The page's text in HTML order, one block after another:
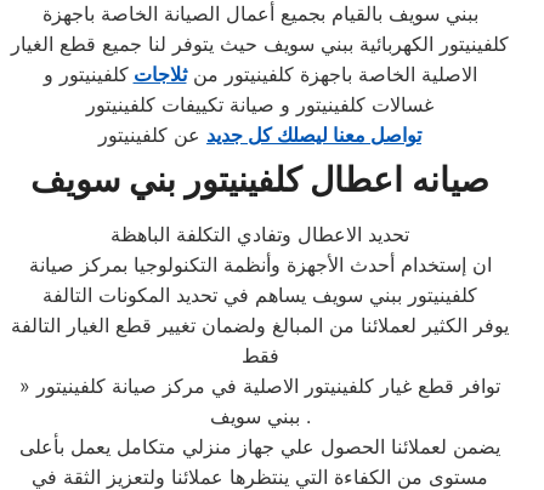
ببني سويف بالقيام بجميع أعمال الصيانة الخاصة باجهزة
كلفينيتور الكهربائية ببني سويف حيث يتوفر لنا جميع قطع الغيار
الاصلية الخاصة باجهزة كلفينيتور منثلاجات كلفينيتور و
غسالات كلفينيتور و صيانة تكييفات كلفينيتور
تواصل معنا ليصلك كل جديد عن كلفينيتور
صيانه اعطال كلفينيتور بني سويف
تحديد الاعطال وتفادي التكلفة الباهظة
ان إستخدام أحدث الأجهزة وأنظمة التكنولوجيا بمركز صيانة
كلفينيتور ببني سويف يساهم في تحديد المكونات التالفة
يوفر الكثير لعملائنا من المبالغ ولضمان تغيير قطع الغيار التالفة
فقط
» توافر قطع غيار كلفينيتور الاصلية في مركز صيانة كلفينيتور
ببني سويف .
يضمن لعملائنا الحصول علي جهاز منزلي متكامل يعمل بأعلى
مستوى من الكفاءة التي ينتظرها عملائنا ولتعزيز الثقة في